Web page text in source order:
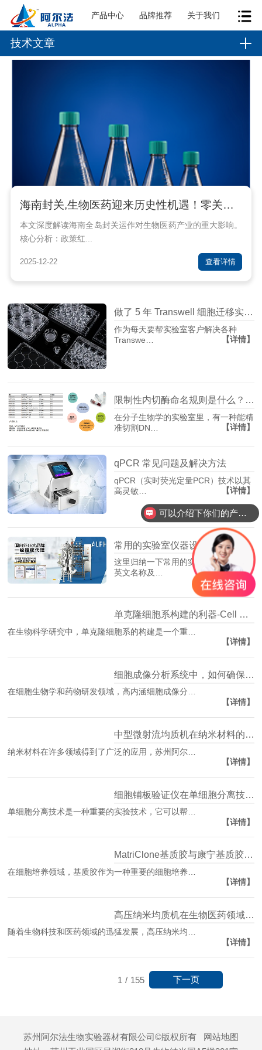
产品中心 品牌推荐 关于我们
技术文章
海南封关,生物医药迎来历史性机遇！零关税15%税制如何重塑千亿赛道？
本文深度解读海南全岛封关运作对生物医药产业的重大影响。
核心分析：政策红...
2025-12-22 查看详情
做了 5 年 Transwell 细胞迁移实验，从踩坑到稳出数据，这份详细操作和避坑指南请收好
作为每天要帮实验室客户解决各种
Transwe…
【详情】
限制性内切酶命名规则是什么？HindⅢ、EcoRI 等酶名的构成逻辑
在分子生物学的实验室里，有一种能精
准切割DN…
【详情】
qPCR 常见问题及解决方法
qPCR（实时荧光定量PCR）技术以其
高灵敏…
【详情】
常用的实验室仪器设备的英文名称及缩写
这里归纳一下常用的实验室仪器设备的
英文名称及…
【详情】
单克隆细胞系构建的利器-Cell Metric细胞成像仪
在生物科学研究中，单克隆细胞系的构建是一个重…
【详情】
细胞成像分析系统中，如何确保获得高分辨率图像
在细胞生物学和药物研发领域，高内涵细胞成像分…
【详情】
中型微射流均质机在纳米材料的均质处理中的应用
纳米材料在许多领域得到了广泛的应用，苏州阿尔…
【详情】
细胞铺板验证仪在单细胞分离技术中的应用
单细胞分离技术是一种重要的实验技术，它可以帮…
【详情】
MatriClone基质胶与康宁基质胶Matrigel的区别
在细胞培养领域，基质胶作为一种重要的细胞培养…
【详情】
随着生物科技和医药领域的迅猛发展，高压纳米均…
【详情】
1 / 155 下一页
苏州阿尔法生物实验器材有限公司©版权所有
网站地图
可以介绍下你们的产品么？